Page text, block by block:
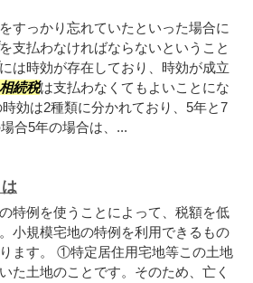
すっかり忘れていたといった場合に
を支払わなければならないということ
には時効が存在しており、時効が成立
相続税は支払わなくてもよいことにな
時効は2種類に分かれており、5年と7
合5年の場合は、...
特例を使うことによって、税額を低
小規模宅地の特例を利用できるもの
ます。 ①特定居住用宅地等この土地
た土地のことです。そのため、亡く